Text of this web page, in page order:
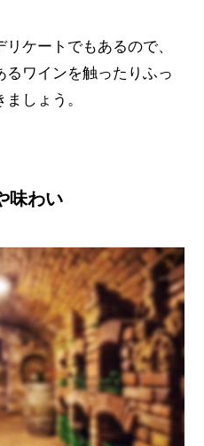
ケートでもあるので、
ワインを触ったりふっ
しょう。
味わい